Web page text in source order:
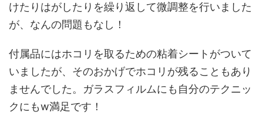
けたりはがしたりを繰り返して微調整を行いました
が、なんの問題もなし！
付属品にはホコリを取るための粘着シートがついて
いましたが、そのおかげでホコリが残ることもあり
ませんでした。ガラスフィルムにも自分のテクニッ
クにもw満足です！